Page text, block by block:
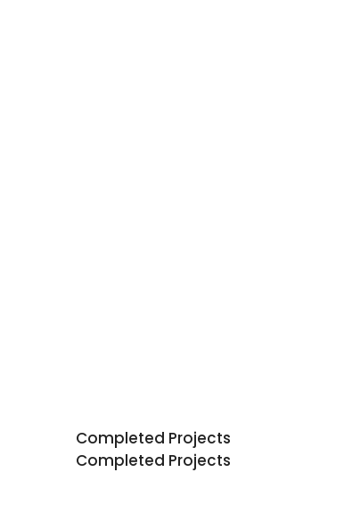
Completed Projects
Completed Projects